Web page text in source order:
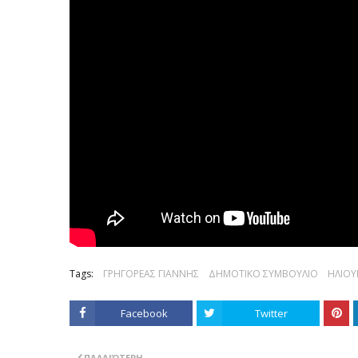
Tags: ΓΡΗΓΟΡΕΑΣ ΓΙΑΝΝΗΣ ΔΗΜΟΤΙΚΟ ΣΥΜΒΟΥΛΙΟ
Facebook Twitter